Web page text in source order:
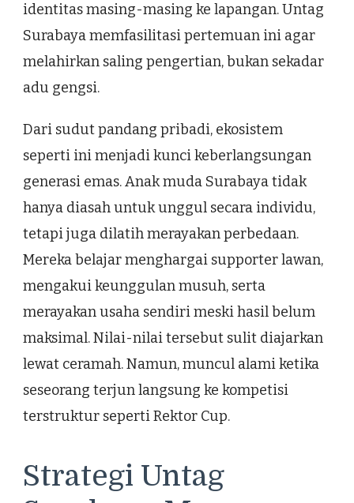
identitas masing-masing ke lapangan. Untag
Surabaya memfasilitasi pertemuan ini agar
melahirkan saling pengertian, bukan sekadar
adu gengsi.
Dari sudut pandang pribadi, ekosistem
seperti ini menjadi kunci keberlangsungan
generasi emas. Anak muda Surabaya tidak
hanya diasah untuk unggul secara individu,
tetapi juga dilatih merayakan perbedaan.
Mereka belajar menghargai supporter lawan,
mengakui keunggulan musuh, serta
merayakan usaha sendiri meski hasil belum
maksimal. Nilai-nilai tersebut sulit diajarkan
lewat ceramah. Namun, muncul alami ketika
seseorang terjun langsung ke kompetisi
terstruktur seperti Rektor Cup.
Strategi Untag